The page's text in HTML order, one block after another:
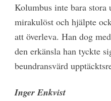
Kolumbus inte bara stora
mirakulöst och hjälpte
att överleva. Han dog
den erkänsla han tyckte
beundransvärd
Inger Enkvist